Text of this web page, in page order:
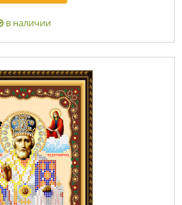
в наличии